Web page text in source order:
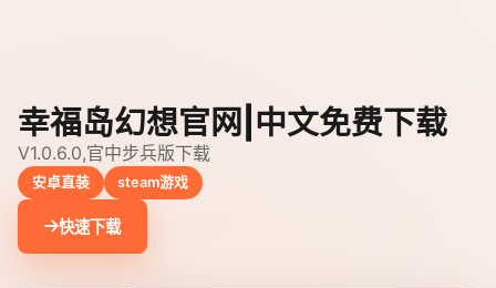
幸福岛幻想官网|中文免费下载
V1.0.6.0,官中步兵版下载
安卓直装 steam游戏
快速下载